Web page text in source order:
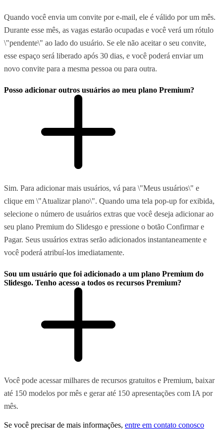
Quando você envia um convite por e-mail, ele é válido por um mês.
Durante esse mês, as vagas estarão ocupadas e você verá um rótulo
\"pendente\" ao lado do usuário. Se ele não aceitar o seu convite,
esse espaço será liberado após 30 dias, e você poderá enviar um
novo convite para a mesma pessoa ou para outra.
Posso adicionar outros usuários ao meu plano Premium?
Sim. Para adicionar mais usuários, vá para \"Meus usuários\" e
clique em \"Atualizar plano\". Quando uma tela pop-up for exibida,
selecione o número de usuários extras que você deseja adicionar ao
seu plano Premium do Slidesgo e pressione o botão Confirmar e
Pagar. Seus usuários extras serão adicionados instantaneamente e
você poderá atribuí-los imediatamente.
Sou um usuário que foi adicionado a um plano Premium do
Slidesgo. Tenho acesso a todos os recursos Premium?
Você pode acessar milhares de recursos gratuitos e Premium, baixar
até 150 modelos por mês e gerar até 150 apresentações com IA por
mês.
Se você precisar de mais informações, entre em contato conosco